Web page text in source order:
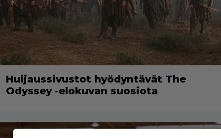
Huijaussivustot hyödyntävät The
Odyssey -elokuvan suosiota